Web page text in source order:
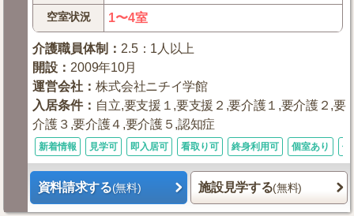
空室状況 1〜4室
介護職員体制 ： 2.5：1人以上
開設 ： 2009年10月
運営会社 ：株式会社ニチイ学館
入居条件： 自立,要支援１,要支援２,要介護１,要介護２,要
介護３,要介護４,要介護５,認知症
新着情報 見学可 即入居可 看取り可 終身利用可 個室あり 体
資料請求する(無料) 施設見学する(無料)